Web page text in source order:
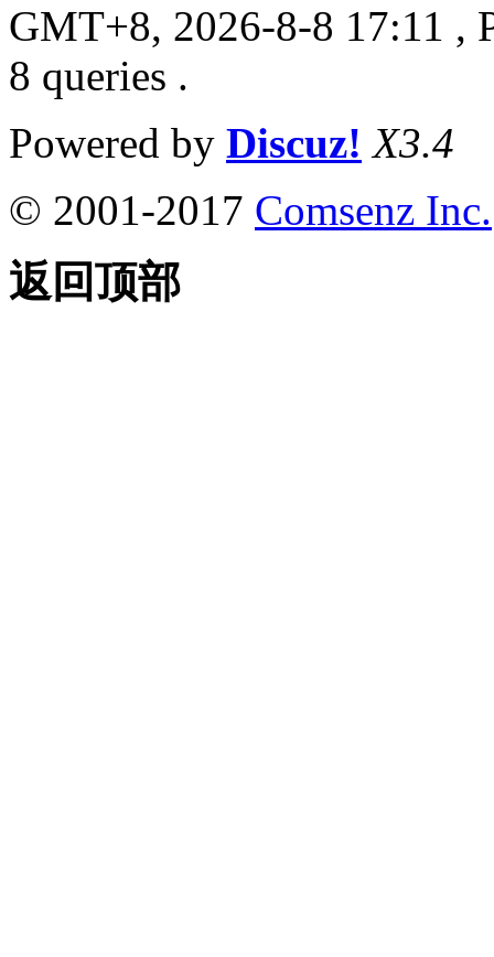
GMT+8, 2026-8-8 17:11 ,
8 queries .
Powered by Discuz! X3.4
© 2001-2017 Comsenz Inc.
返回顶部